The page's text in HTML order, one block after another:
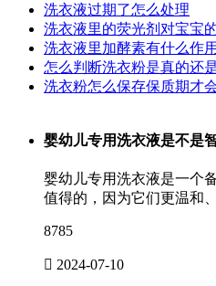
洗衣液过期了怎么处理
洗衣液里的荧光剂对宝宝
洗衣液里加酵素有什么作用
怎么判断洗衣粉是真的还
洗衣粉怎么保存保质期才
婴幼儿专用洗衣液是不是
婴幼儿专用洗衣液是一个
值得的，因为它们更温和
8785
 2024-07-10